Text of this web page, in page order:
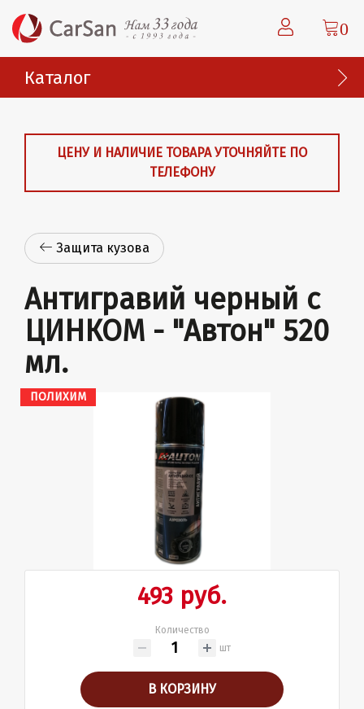
0
Каталог
ЦЕНУ И НАЛИЧИЕ ТОВАРА УТОЧНЯЙТЕ ПО
ТЕЛЕФОНУ
Защита кузова
Антигравий черный с
ЦИНКОМ - "Автон" 520
мл.
ПОЛИХИМ
493 руб.
Количество
шт
В КОРЗИНУ